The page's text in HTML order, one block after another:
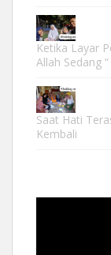
Ketika Layar
Allah Sedang
Saat Hati
Kembali